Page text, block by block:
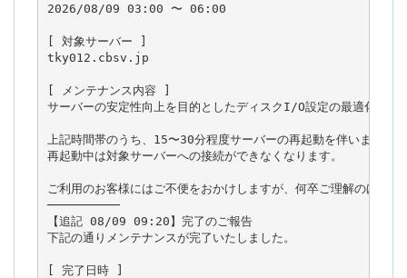
2026/08/09 03:00 〜 06:00
[ 対象サーバー ]
tky012.cbsv.jp
[ メンテナンス内容 ]
サーバーの安定性向上を目的としたディスクI/O設定の最適化を実
上記時間帯のうち、15〜30分程度サーバーの再起動を伴います。
再起動中は対象サーバーへの接続ができなくなります。
ご利用のお客様にはご不便をおかけしますが、何卒ご理解のほどお
──────────
【追記 08/09 09:20】完了のご報告
下記の通りメンテナンスが完了いたしました。
[ 完了日時 ]